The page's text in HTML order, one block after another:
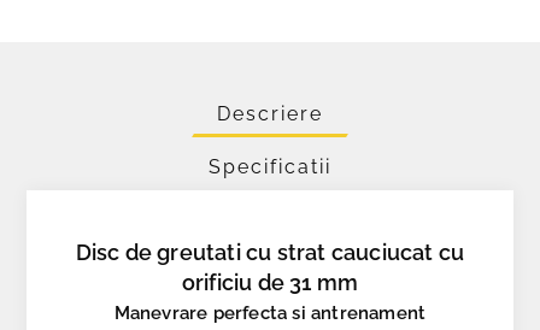
Descriere
Specificatii
Disc de greutati cu strat cauciucat cu
orificiu de 31 mm
Manevrare perfecta si antrenament